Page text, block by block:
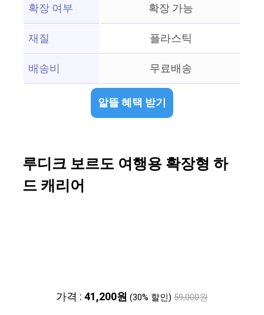
확장 여부
확장 가능
재질
플라스틱
배송비
무료배송
알뜰 혜택 받기
루디크 보르도 여행용 확장형 하
드 캐리어
가격 :41,200원 (30% 할인) 59,000원